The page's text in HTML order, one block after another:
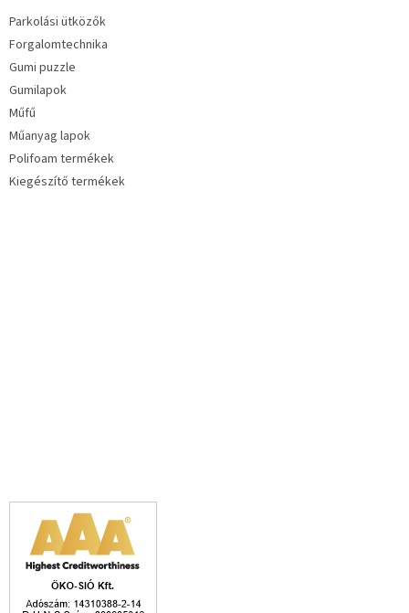
Parkolási ütközők
Forgalomtechnika
Gumi puzzle
Gumilapok
Műfű
Műanyag lapok
Polifoam termékek
Kiegészítő termékek